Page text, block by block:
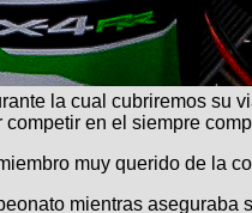
la cual cubriremos su
en el siempre
muy querido de la
mientras aseguraba